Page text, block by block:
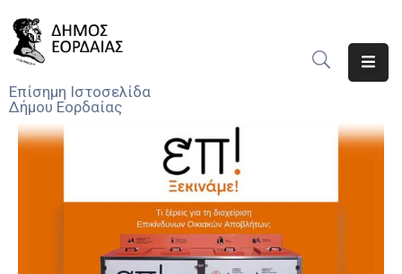
Επίσημη Ιστοσελίδα
Δήμου Εορδαίας
Δήμος